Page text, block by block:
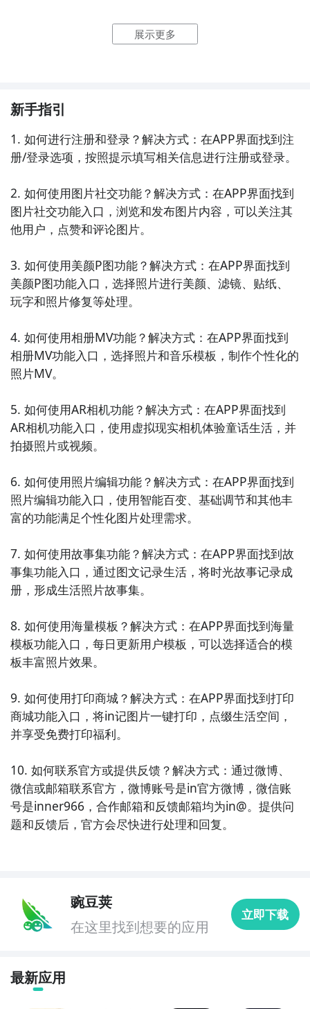
5. 《悠然相机》：一款强大的相机应用，提供多种拍摄
模式和美化功能，让您拍摄出清晰、美丽的照片。
丰富的贴纸、滤镜和特效，让您的照片充满创意和个
性。
7. 《涂图秀秀》：一款适合儿童使用的图像编辑应用，
造力。
8. 《美图贴贴》：专注于贴纸和表情包的应用，提供大
9. 《快图浏览》：一款快速浏览和管理照片的应用，支
持批量编辑和分享，让您轻松管理手机中的照片。
10. 《滤镜相机》：提供多种滤镜和拍摄模式的相机应
用，让您在拍摄时即可添加滤镜效果，让照片更加生动
和有趣。
展示更多
新手指引
1. 如何进行注册和登录？解决方式：在APP界面找到注
册/登录选项，按照提示填写相关信息进行注册或登录。
2. 如何使用图片社交功能？解决方式：在APP界面找到
图片社交功能入口，浏览和发布图片内容，可以关注其
他用户，点赞和评论图片。
3. 如何使用美颜P图功能？解决方式：在APP界面找到
美颜P图功能入口，选择照片进行美颜、滤镜、贴纸、
玩字和照片修复等处理。
4. 如何使用相册MV功能？解决方式：在APP界面找到
相册MV功能入口，选择照片和音乐模板，制作个性化的
照片MV。
5. 如何使用AR相机功能？解决方式：在APP界面找到
AR相机功能入口，使用虚拟现实相机体验童话生活，并
拍摄照片或视频。
6. 如何使用照片编辑功能？解决方式：在APP界面找到
照片编辑功能入口，使用智能百变、基础调节和其他丰
富的功能满足个性化图片处理需求。
7. 如何使用故事集功能？解决方式：在APP界面找到故
事集功能入口，通过图文记录生活，将时光故事记录成
册，形成生活照片故事集。
8. 如何使用海量模板？解决方式：在APP界面找到海量
模板功能入口，每日更新用户模板，可以选择适合的模
板丰富照片效果。
9. 如何使用打印商城？解决方式：在APP界面找到打印
商城功能入口，将in记图片一键打印，点缀生活空间，
并享受免费打印福利。
10. 如何联系官方或提供反馈？解决方式：通过微博、
微信或邮箱联系官方，微博账号是in官方微博，微信账
号是inner966，合作邮箱和反馈邮箱均为in@。提供问
题和反馈后，官方会尽快进行处理和回复。
豌豆荚
在这里找到想要的应用
立即下载
最新应用